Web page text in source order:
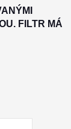
FILTR MÁ